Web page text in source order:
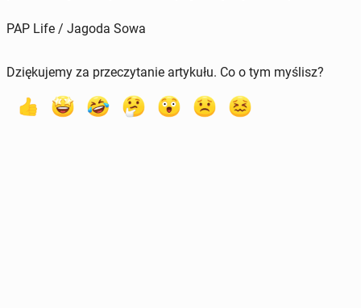
PAP Life / Jagoda Sowa
Dziękujemy za przeczytanie artykułu. Co o tym myślisz?